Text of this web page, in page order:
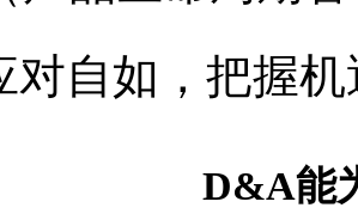
对自如，把握
D&A能